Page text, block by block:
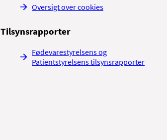
Oversigt over cookies
Tilsynsrapporter
Fødevarestyrelsens og
Patientstyrelsens tilsynsrapporter